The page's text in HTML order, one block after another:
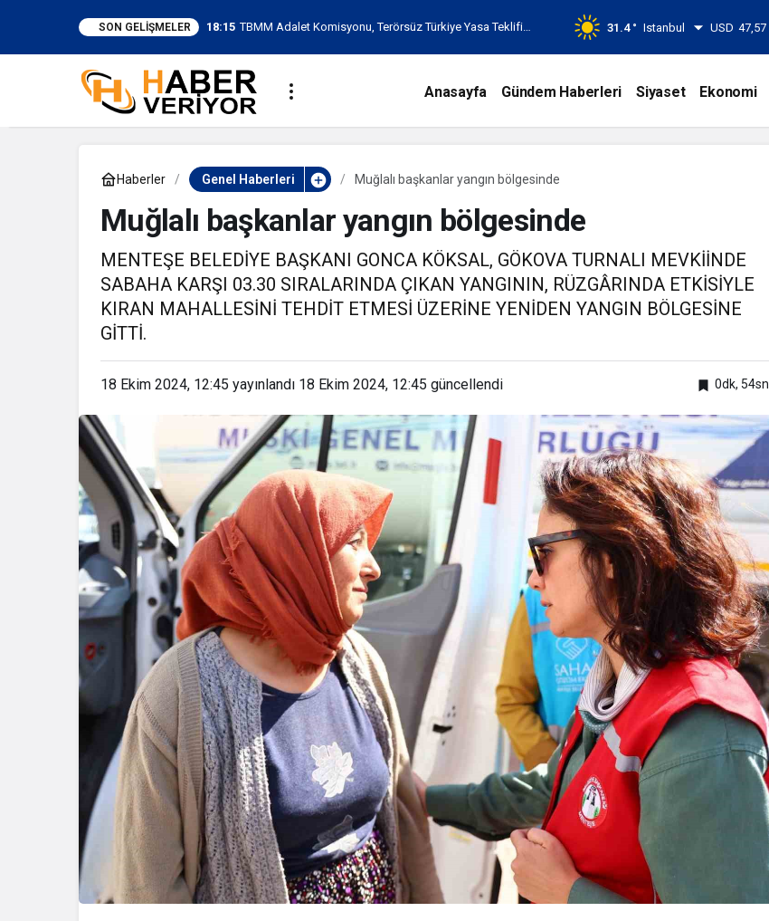
SON GELIŞMELER 18:15 TBMM Adalet Komisyonu, Terörsüz Türkiye Yasa Teklifini 31.4 ° Istanbul USD 47,57
Anasayfa Gündem Haberleri Siyaset Ekonomi
Haberler Genel Haberleri Muğlalı başkanlar yangın bölgesinde
Muğlalı başkanlar yangın bölgesinde
MENTEŞE BELEDİYE BAŞKANI GONCA KÖKSAL, GÖKOVA TURNALI MEVKİİNDE
SABAHA KARŞI 03.30 SIRALARINDA ÇIKAN YANGININ, RÜZGÂRINDA ETKİSİYLE
KIRAN MAHALLESİNİ TEHDİT ETMESİ ÜZERİNE YENİDEN YANGIN BÖLGESİNE
GİTTİ.
18 Ekim 2024, 12:45 yayınlandı 18 Ekim 2024, 12:45 güncellendi 0dk, 54sn